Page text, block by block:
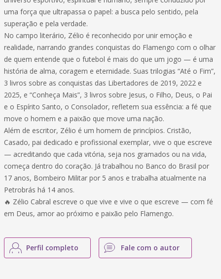
uma força que ultrapassa o papel: a busca pelo sentido, pela
superação e pela verdade.
No campo literário, Zélio é reconhecido por unir emoção e
realidade, narrando grandes conquistas do Flamengo com o olhar
de quem entende que o futebol é mais do que um jogo — é uma
história de alma, coragem e eternidade. Suas trilogias “Até o Fim”,
3 livros sobre as conquistas das Libertadores de 2019, 2022 e
2025, e “Conheça Mais”, 3 livros sobre Jesus, o Filho, Deus, o Pai
e o Espírito Santo, o Consolador, refletem sua essência: a fé que
move o homem e a paixão que move uma nação.
Além de escritor, Zélio é um homem de princípios. Cristão,
Casado, pai dedicado e profissional exemplar, vive o que escreve
— acreditando que cada vitória, seja nos gramados ou na vida,
começa dentro do coração. Já trabalhou no Banco do Brasil por
17 anos, Bombeiro Militar por 5 anos e trabalha atualmente na
Petrobrás há 14 anos.
🔥 Zélio Cabral escreve o que vive e vive o que escreve — com fé
em Deus, amor ao próximo e paixão pelo Flamengo.
Perfil completo Fale com o autor